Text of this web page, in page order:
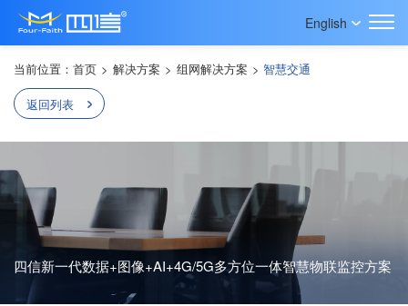
English
当前位置： 首页 > 解决方案 > 组网解决方案 > 智慧交通
返回列表
四信新一代数据+图像+AI+4G/5G多方位一体智慧物联监控方案